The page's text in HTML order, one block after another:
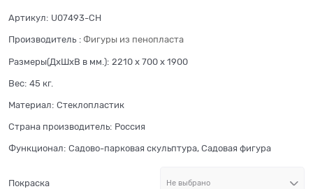
Артикул: U07493-CH
Производитель : Фигуры из пенопласта
Размеры(ДхШхВ в мм.): 2210 x 700 x 1900
Вес: 45 кг.
Материал: Стеклопластик
Страна производитель: Россия
Функционал: Садово-парковая скульптура, Садовая фигура
Покраска